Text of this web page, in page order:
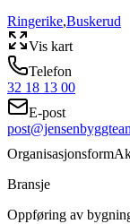
Ringerike,Buskerud
Vis kart
Telefon
32 18 13 00
E-post
Organisasjonsform
Bransje
Oppføring av